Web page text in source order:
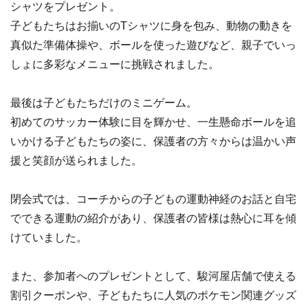
シャツをプレゼント。
子どもたちはお揃いのTシャツに身を包み、動物の動きを
真似た準備体操や、ボールを使った遊びなど、親子でいっ
しょに多彩なメニューに挑戦されました。
最後は子どもたちだけのミニゲーム。
初めてのサッカー体験に目を輝かせ、一生懸命ボールを追
いかける子どもたちの姿に、保護者の方々からは温かい声
援と笑顔が送られました。
閉会式では、コーチからの子どもの運動神経のお話と自宅
でできる運動の紹介があり、保護者の皆様は熱心に耳を傾
けていました。
また、参加者へのプレゼントとして、駿河屋店舗で使える
割引クーポンや、子どもたちに人気のポケモン関連グッズ